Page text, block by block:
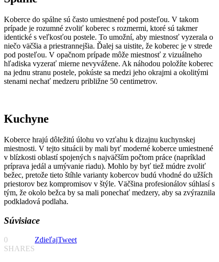
Koberce do spálne sú často umiestnené pod posteľou. V takom
prípade je rozumné zvoliť koberec s rozmermi, ktoré sú takmer
identické s veľkosťou postele. To umožní, aby miestnosť vyzerala o
niečo väčšia a priestrannejšia. Ďalej sa uistite, že koberec je v strede
pod posteľou. V opačnom prípade môže miestnosť z vizuálneho
hľadiska vyzerať mierne nevyvážene. Ak náhodou položíte koberec
na jednu stranu postele, pokúste sa medzi jeho okrajmi a okolitými
stenami nechať medzeru približne 50 centimetrov.
Kuchyne
Koberce hrajú dôležitú úlohu vo vzťahu k dizajnu kuchynskej
miestnosti. V tejto situácii by mali byť moderné koberce umiestnené
v blízkosti oblastí spojených s najväčším počtom práce (napríklad
príprava jedál a umývanie riadu). Mohlo by byť tiež múdre zvoliť
bežec, pretože tieto štíhle varianty kobercov budú vhodné do užších
priestorov bez kompromisov v štýle. Väčšina profesionálov súhlasí s
tým, že okolo bežca by sa mali ponechať medzery, aby sa zvýraznila
podkladová podlaha.
Súvisiace
0
SHARES
ZdieľajTweet